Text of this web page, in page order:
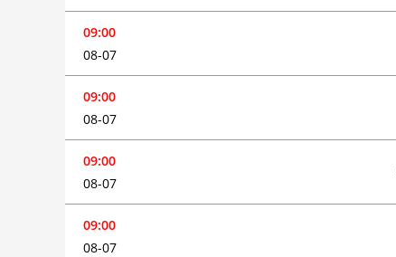
09:00
08-07
09:00
08-07
09:00
08-07
09:00
08-07